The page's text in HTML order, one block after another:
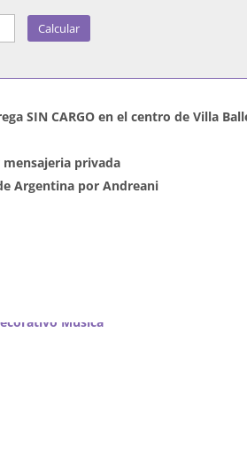
Calcular
SIN CARGO en el centro de Villa
mensajeria privada
Argentina por Andreani